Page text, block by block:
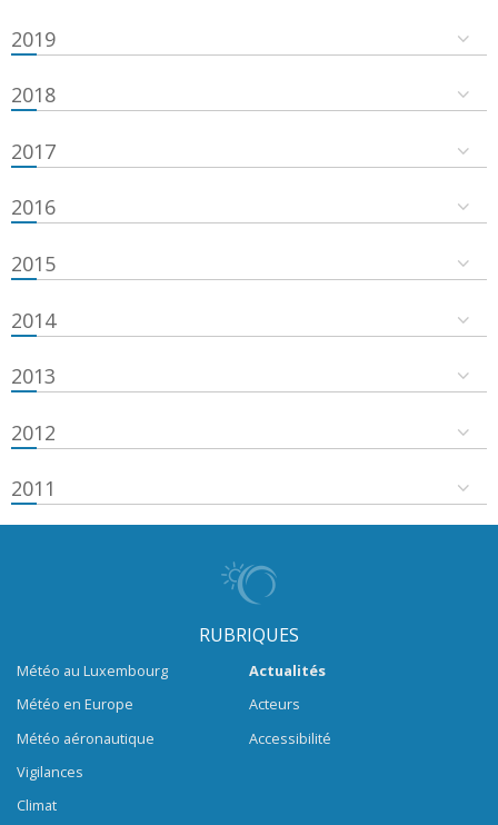
2019
2018
2017
2016
2015
2014
2013
2012
2011
RUBRIQUES
Météo au Luxembourg
Météo en Europe
Météo aéronautique
Vigilances
Climat
Actualités
Acteurs
Accessibilité